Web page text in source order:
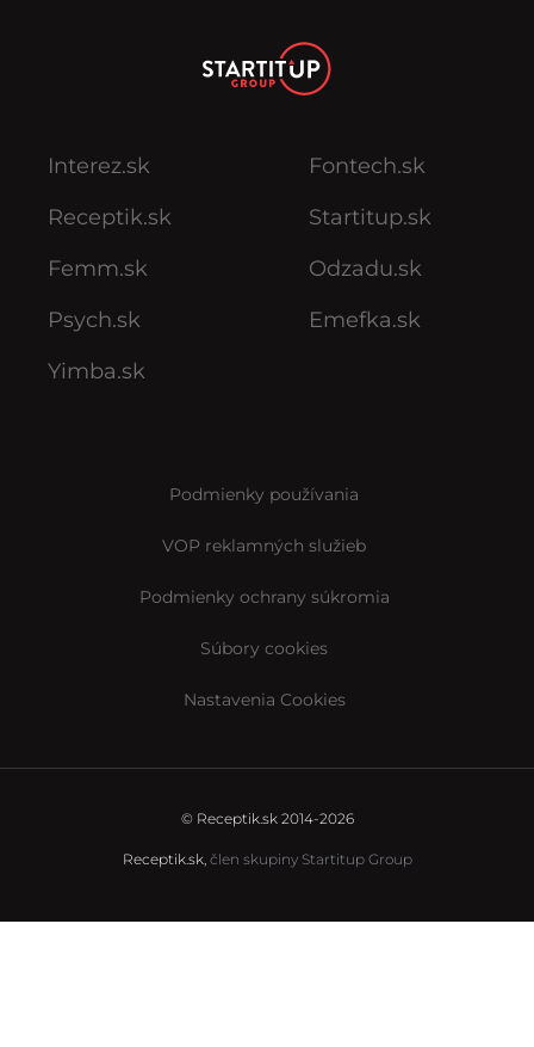
Interez.sk
Receptik.sk
Femm.sk
Psych.sk
Yimba.sk
Fontech.sk
Startitup.sk
Odzadu.sk
Emefka.sk
Podmienky používania
VOP reklamných služieb
Podmienky ochrany súkromia
Súbory cookies
Nastavenia Cookies
© Receptik.sk 2014-2026
Receptik.sk, člen skupiny Startitup Group